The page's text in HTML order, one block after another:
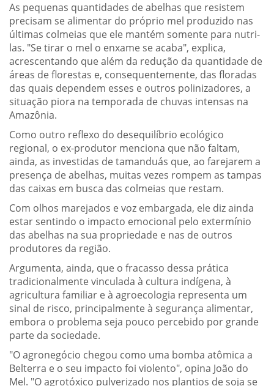
As pequenas quantidades de abelhas que resistem
precisam se alimentar do próprio mel produzido nas
últimas colmeias que ele mantém somente para nutri-
las. "Se tirar o mel o enxame se acaba", explica,
acrescentando que além da redução da quantidade de
áreas de florestas e, consequentemente, das floradas
das quais dependem esses e outros polinizadores, a
situação piora na temporada de chuvas intensas na
Amazônia.
Como outro reflexo do desequilíbrio ecológico
regional, o ex-produtor menciona que não faltam,
ainda, as investidas de tamanduás que, ao farejarem a
presença de abelhas, muitas vezes rompem as tampas
das caixas em busca das colmeias que restam.
Com olhos marejados e voz embargada, ele diz ainda
estar sentindo o impacto emocional pelo extermínio
das abelhas na sua propriedade e nas de outros
produtores da região.
Argumenta, ainda, que o fracasso dessa prática
tradicionalmente vinculada à cultura indígena, à
agricultura familiar e à agroecologia representa um
sinal de risco, principalmente à segurança alimentar,
embora o problema seja pouco percebido por grande
parte da sociedade.
"O agronegócio chegou como uma bomba atômica a
Belterra e o seu impacto foi violento", opina João do
Mel. "O agrotóxico pulverizado nos plantios de soja se